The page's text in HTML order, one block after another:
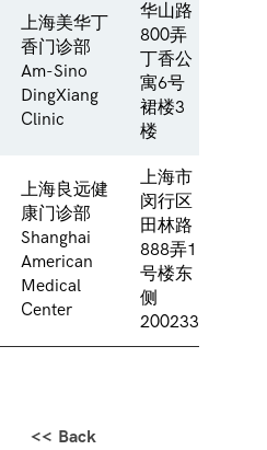
上海美华丁
香门诊部
Am-Sino
DingXiang
Clinic
华山路
800弄
丁香公
寓6号
裙楼3
楼
上海良远健
康门诊部
Shanghai
American
Medical
Center
上海市
闵行区
田林路
888弄1
号楼东
侧
200233
<< Back